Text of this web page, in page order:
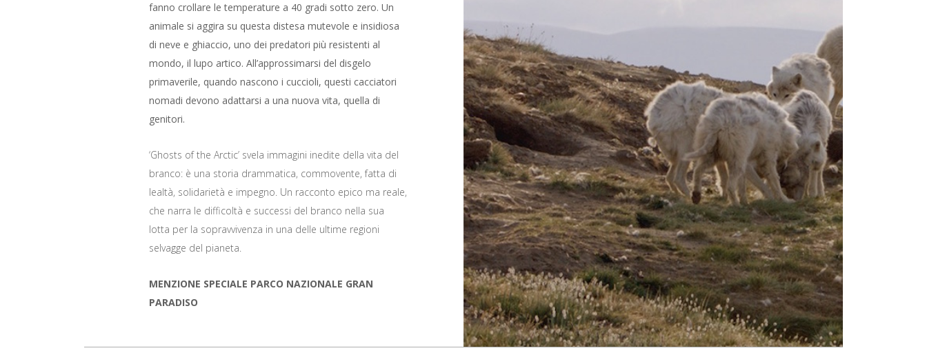
fanno crollare le temperature a 40 gradi sotto zero. Un
animale si aggira su questa distesa mutevole e insidiosa
di neve e ghiaccio, uno dei predatori più resistenti al
mondo, il lupo artico. All’approssimarsi del disgelo
primaverile, quando nascono i cuccioli, questi cacciatori
nomadi devono adattarsi a una nuova vita, quella di
genitori.
‘Ghosts of the Arctic’ svela immagini inedite della vita del
branco: è una storia drammatica, commovente, fatta di
lealtà, solidarietà e impegno. Un racconto epico ma reale,
che narra le difficoltà e successi del branco nella sua
lotta per la sopravvivenza in una delle ultime regioni
selvagge del pianeta.
MENZIONE SPECIALE PARCO NAZIONALE GRAN
PARADISO